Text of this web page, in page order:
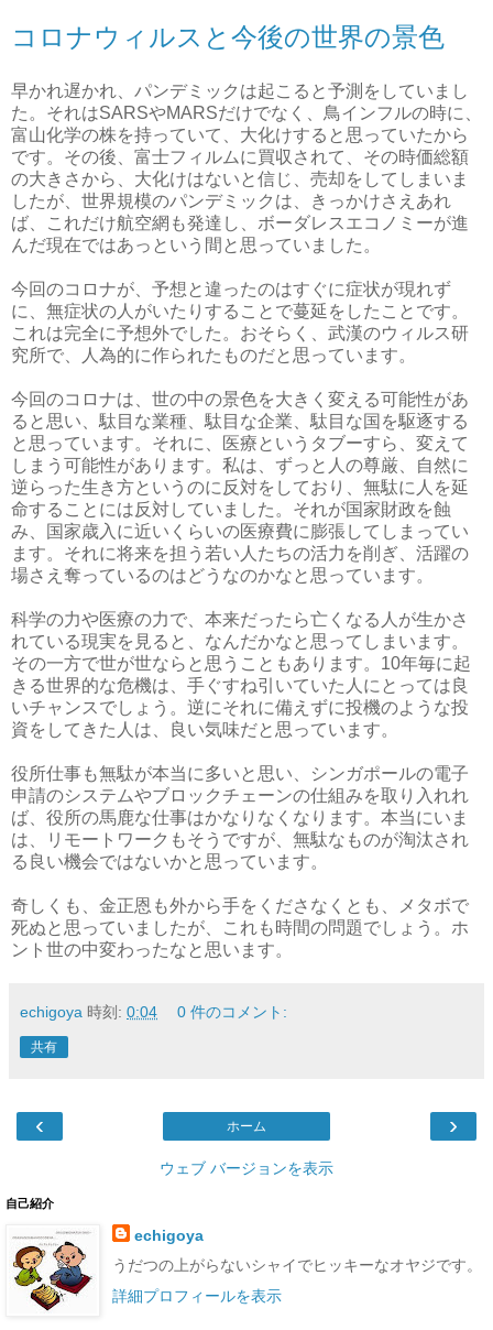
コロナウィルスと今後の世界の景色
早かれ遅かれ、パンデミックは起こると予測をしていまし
た。それはSARSやMARSだけでなく、鳥インフルの時に、
富山化学の株を持っていて、大化けすると思っていたから
です。その後、富士フィルムに買収されて、その時価総額
の大きさから、大化けはないと信じ、売却をしてしまいま
したが、世界規模のパンデミックは、きっかけさえあれ
ば、これだけ航空網も発達し、ボーダレスエコノミーが進
んだ現在ではあっという間と思っていました。
今回のコロナが、予想と違ったのはすぐに症状が現れず
に、無症状の人がいたりすることで蔓延をしたことです。
これは完全に予想外でした。おそらく、武漢のウィルス研
究所で、人為的に作られたものだと思っています。
今回のコロナは、世の中の景色を大きく変える可能性があ
ると思い、駄目な業種、駄目な企業、駄目な国を駆逐する
と思っています。それに、医療というタブーすら、変えて
しまう可能性があります。私は、ずっと人の尊厳、自然に
逆らった生き方というのに反対をしており、無駄に人を延
命することには反対していました。それが国家財政を蝕
み、国家歳入に近いくらいの医療費に膨張してしまってい
ます。それに将来を担う若い人たちの活力を削ぎ、活躍の
場さえ奪っているのはどうなのかなと思っています。
科学の力や医療の力で、本来だったら亡くなる人が生かさ
れている現実を見ると、なんだかなと思ってしまいます。
その一方で世が世ならと思うこともあります。10年毎に起
きる世界的な危機は、手ぐすね引いていた人にとっては良
いチャンスでしょう。逆にそれに備えずに投機のような投
資をしてきた人は、良い気味だと思っています。
役所仕事も無駄が本当に多いと思い、シンガポールの電子
申請のシステムやブロックチェーンの仕組みを取り入れれ
ば、役所の馬鹿な仕事はかなりなくなります。本当にいま
は、リモートワークもそうですが、無駄なものが淘汰され
る良い機会ではないかと思っています。
奇しくも、金正恩も外から手をくださなくとも、メタボで
死ぬと思っていましたが、これも時間の問題でしょう。ホ
ント世の中変わったなと思います。
echigoya 時刻: 0:04 0 件のコメント:
共有
‹ ›
ホーム
ウェブ バージョンを表示
自己紹介
echigoya
うだつの上がらないシャイでヒッキーなオヤジです。
詳細プロフィールを表示